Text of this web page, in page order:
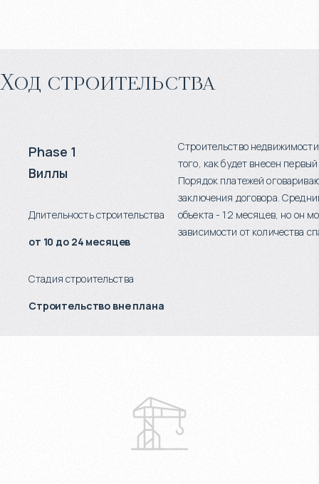
Ход строительства
Phase 1
Виллы
Длительность строительства
от 10 до 24 месяцев
Стадия строительства
Строительство вне плана
Строительство
того, как будет внесен
Порядок платежей
заключения договора.
объекта - 12 месяцев, но он
зависимости от количества